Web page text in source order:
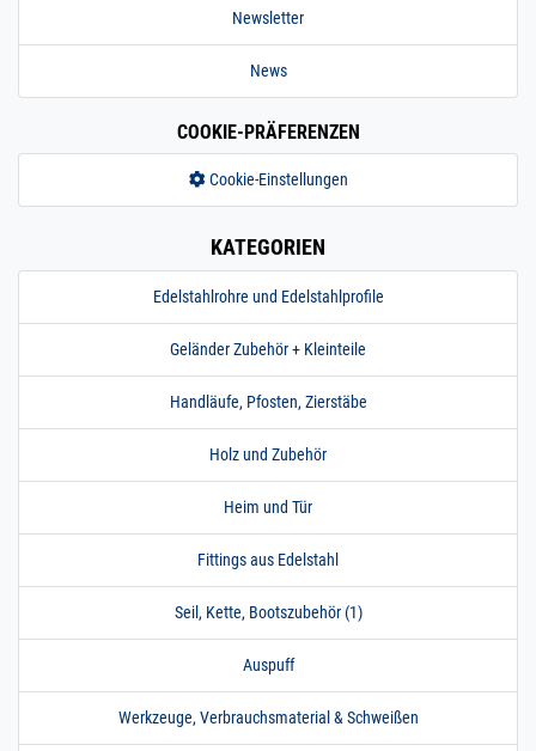
Newsletter
News
COOKIE-PRÄFERENZEN
Cookie-Einstellungen
KATEGORIEN
Edelstahlrohre und Edelstahlprofile
Geländer Zubehör + Kleinteile
Handläufe, Pfosten, Zierstäbe
Holz und Zubehör
Heim und Tür
Fittings aus Edelstahl
Seil, Kette, Bootszubehör (1)
Auspuff
Werkzeuge, Verbrauchsmaterial & Schweißen